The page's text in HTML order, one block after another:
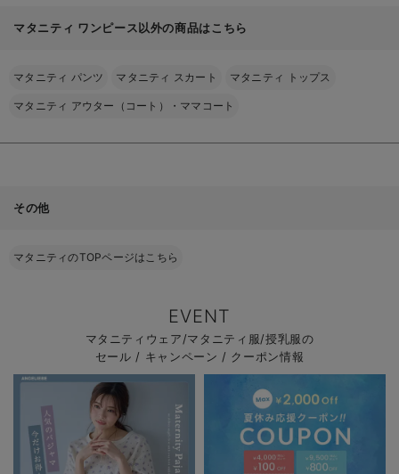
マタニティ ワンピース以外の商品はこちら
マタニティ パンツ マタニティ スカート マタニティ トップス
マタニティ アウター（コート）・ママコート
その他
マタニティのTOPページはこちら
EVENT
マタニティウェア/マタニティ服/授乳服の
セール / キャンペーン / クーポン情報